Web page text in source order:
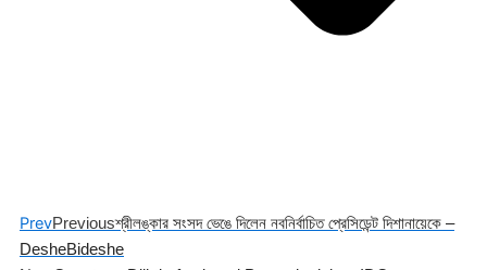
PrevPreviousশ্রীলঙ্কার সংসদ ভেঙে দিলেন নবনির্বাচিত প্রেসিডেন্ট দিশানায়েকে –
DesheBideshe